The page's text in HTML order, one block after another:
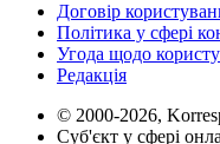
Договір
Політика у сфері
Угода щодо
Редакція
© 2000-2026,
Суб'єкт у сфері